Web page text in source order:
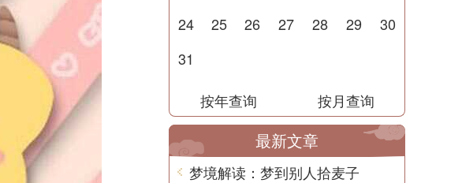
24
25 26 27 28 29
30
31
按年查询 按月查询
最新文章
梦境解读：梦到别人拾麦子